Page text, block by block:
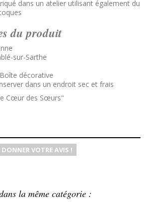
dans un atelier utilisant également du
du produit
sur-Sarthe
Boîte décorative
dans un endroit sec et frais
Cœur des Sœurs"
DONNER VOTRE AVIS !
la même catégorie :